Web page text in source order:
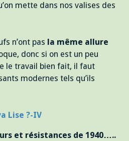
mette dans nos valises des
n’ont pas la même allure
donc si on est un peu
le travail bien fait, il faut
modernes tels qu’ils
et résistances de 1940…..